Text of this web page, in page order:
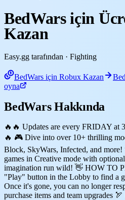
BedWars için
Kazan
Easy.gg tarafından · Fighting
BedWars için Robux Kazan
oyna
BedWars Hakkında
🔥🔥 Updates are every FRIDAY at
🔥 🎮 Dive into over 10+ thrilling
Block, SkyWars, Infected, and
games in Creative mode with
imagination run wild! 👋 HOW TO
"Play" button in the Lobby to find a
Once it's gone, you can no longer
purchase items and team upgrades